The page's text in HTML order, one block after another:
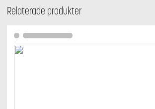
Relaterade produkter